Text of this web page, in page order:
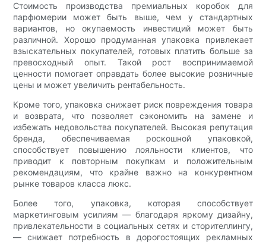
Стоимость производства премиальных коробок для
парфюмерии может быть выше, чем у стандартных
вариантов, но окупаемость инвестиций может быть
различной. Хорошо продуманная упаковка привлекает
взыскательных покупателей, готовых платить больше за
превосходный опыт. Такой рост воспринимаемой
ценности помогает оправдать более высокие розничные
цены и может увеличить рентабельность.
Кроме того, упаковка снижает риск повреждения товара
и возврата, что позволяет сэкономить на замене и
избежать недовольства покупателей. Высокая репутация
бренда, обеспечиваемая роскошной упаковкой,
способствует повышению лояльности клиентов, что
приводит к повторным покупкам и положительным
рекомендациям, что крайне важно на конкурентном
рынке товаров класса люкс.
Более того, упаковка, которая способствует
маркетинговым усилиям — благодаря яркому дизайну,
привлекательности в социальных сетях и сторителлингу,
— снижает потребность в дорогостоящих рекламных